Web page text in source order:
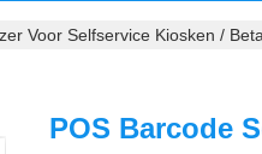
Voor Selfservice Kiosken /
POS Barcode